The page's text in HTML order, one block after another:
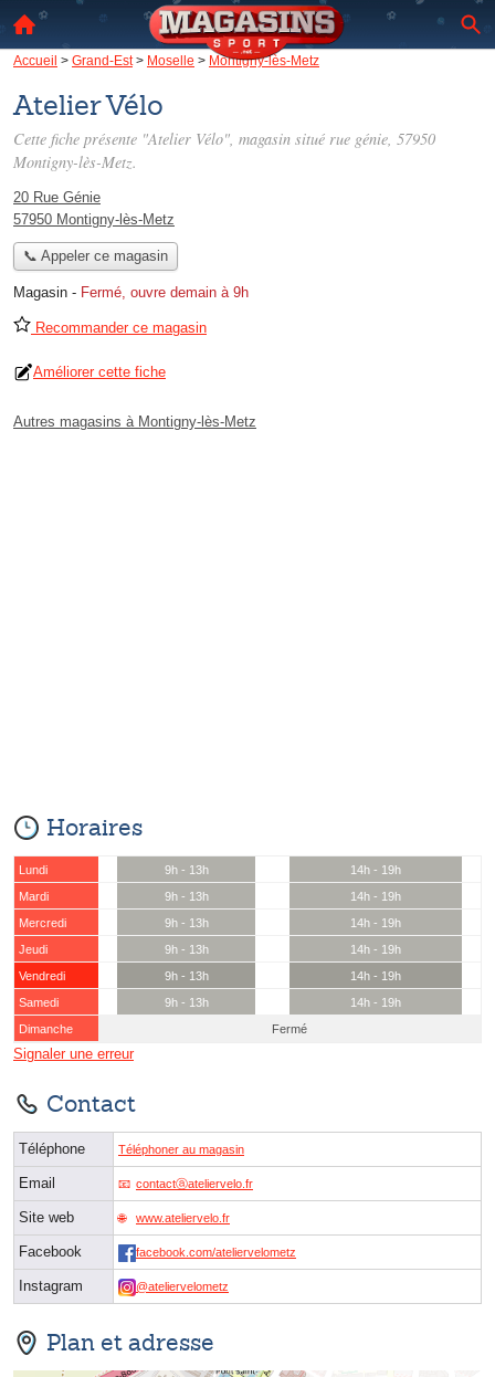
Accueil > Grand-Est> Moselle > Montigny-lès-Metz
Atelier Vélo
Cette fiche présente "Atelier Vélo", magasin situé rue génie, 57950
Montigny-lès-Metz.
20 Rue Génie
57950 Montigny-lès-Metz
📞 Appeler ce magasin
Magasin - Fermé, ouvre demain à 9h
Recommander ce magasin
Améliorer cette fiche
Autres magasins à Montigny-lès-Metz
Horaires
Lundi 9h - 13h
14h - 19h
Mardi
9h - 13h
14h - 19h
Mercredi
9h - 13h
14h - 19h
Jeudi
9h - 13h
14h - 19h
Vendredi
9h - 13h
14h - 19h
Samedi
9h - 13h
14h - 19h
Dimanche
Fermé
Signaler une erreur
Contact
Téléphone Téléphoner au magasin
Email contactⓐateliervelo.fr
Site web www.ateliervelo.fr
Facebook facebook.com/ateliervelometz
Instagram @ateliervelometz
Plan et adresse